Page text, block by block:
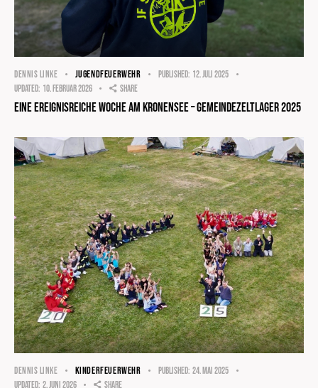
DENNIS LINKE JUGENDFEUERWEHR Published: 12. Juli 2025
Updated: 10. Februar 2026 Share
Eine ereignisreiche Woche am Kronensee – Gemeindezeltlager 2025
DENNIS LINKE KINDERFEUERWEHR Published: 24. Mai 2025
Updated: 2. Juni 2026 Share